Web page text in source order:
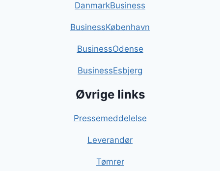
DanmarkBusiness
BusinessKøbenhavn
BusinessOdense
BusinessEsbjerg
Øvrige links
Pressemeddelelse
Leverandør
Tømrer